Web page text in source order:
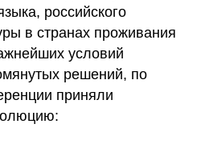
российского
в странах проживания
условий
решений, по
приняли